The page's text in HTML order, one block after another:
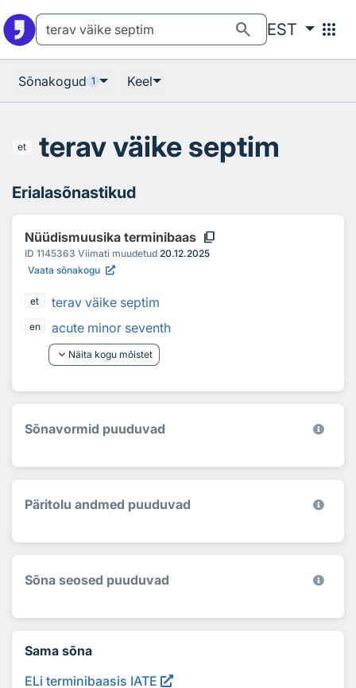
search EST apps
Sõnakogud 1 Keel
et terav väike septim
Erialasõnastikud
Nüüdismuusika terminibaas content_copy
ID 1145363 Viimati muudetud 20.12.2025
Vaata sõnakogu
et terav väike septim
en
acute minor seventh
keyboard_arrow_down Näita kogu mõistet
Sõnavormid puuduvad
Päritolu andmed puuduvad
Sõna seosed puuduvad
Sama sõna
ELi terminibaasis IATE